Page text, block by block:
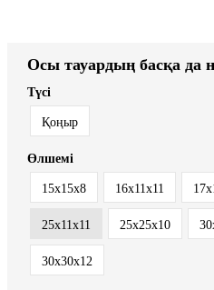
Осы тауардың басқа да
Түсі
Қоңыр
Өлшемі
15х15х8 16x11x11
25х11х11 25х25х10
30х30х12